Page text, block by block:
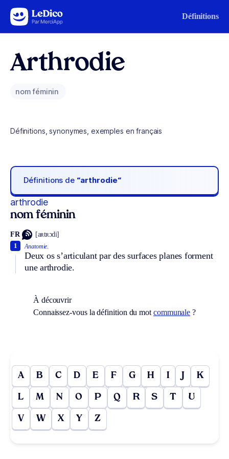
Aller au contenu Définitions
Arthrodie
nom féminin
Définitions, synonymes, exemples en français
Définitions de “arthrodie“
arthrodie
nom féminin
FR [aʀtʀɔdi]
Anatomie.
Deux os s’articulant par des surfaces planes forment
une arthrodie.
1
À découvrir
Connaissez-vous la définition du mot communale ?
A B C D E F G H I J K
L M N O P Q R S T U
V W X Y Z